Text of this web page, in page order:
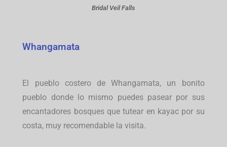
Bridal Veil Falls
Whangamata
El pueblo costero de Whangamata, un bonito
pueblo donde lo mismo puedes pasear por sus
encantadores bosques que tutear en kayac por su
costa, muy recomendable la visita.